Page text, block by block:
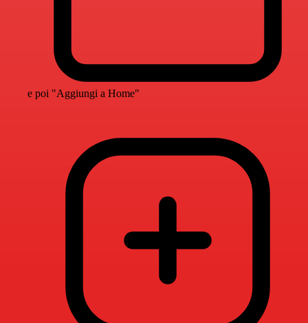
e poi "Aggiungi a Home"